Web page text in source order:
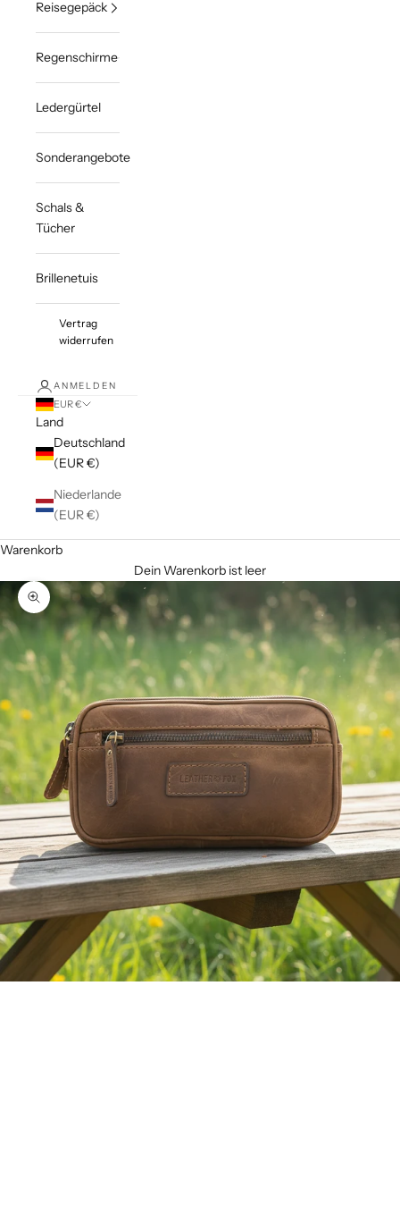
Reisegepäck
Regenschirme
Ledergürtel
Sonderangebote
Schals &
Tücher
Brillenetuis
Vertrag
widerrufen
ANMELDEN
EUR €
Land
Deutschland
(EUR €)
Niederlande
(EUR €)
Warenkorb
Dein Warenkorb ist leer
Bild vergrößern